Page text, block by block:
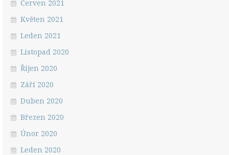
Červen 2021
Květen 2021
Leden 2021
Listopad 2020
Říjen 2020
Září 2020
Duben 2020
Březen 2020
Únor 2020
Leden 2020